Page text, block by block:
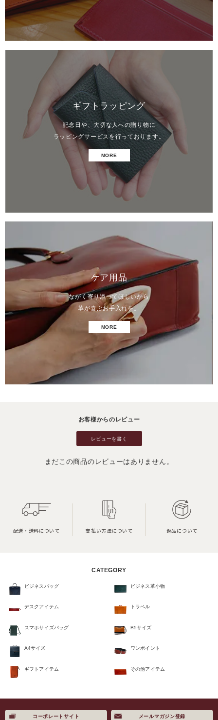
ギフトラッピング
記念日や、大切な人への贈り物に
ラッピングサービスを行っております。
MORE
ケア用品
ながく寄り添ってほしいから
革が喜ぶお手入れを。
MORE
お客様からのレビュー
レビューを書く
まだこの商品のレビューはありません。
配送・送料について 支払い方法について 返品について
CATEGORY
ビジネスバッグ ビジネス革小物
デスクアイテム トラベル
スマホサイズバッグ B5サイズ
A4サイズ ワンポイント
ギフトアイテム その他アイテム
コーポレートサイト メールマガジン登録